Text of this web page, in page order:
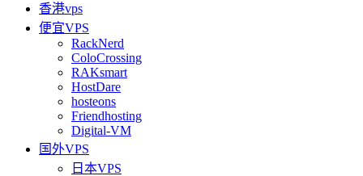
香港vps
便宜VPS
RackNerd
ColoCrossing
RAKsmart
HostDare
hosteons
Friendhosting
Digital-VM
国外VPS
日本VPS